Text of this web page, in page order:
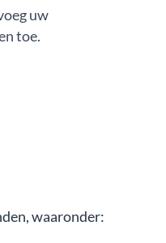
uw
toe.
waaronder: